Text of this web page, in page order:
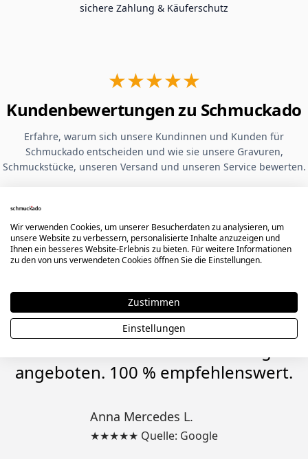
sichere Zahlung & Käuferschutz
★★★★★
Kundenbewertungen zu Schmuckado
Erfahre, warum sich unsere Kundinnen und Kunden für
Schmuckado entscheiden und wie sie unsere Gravuren,
Schmuckstücke, unseren Versand und unseren Service bewerten.
Ausgewählte Google-
Bewertungen
Leider hat mir mein Ring nicht
gepasst, aber mir wurde ein 25 %
angeboten. 100 % empfehlenswert.
Anna Mercedes L.
★★★★★ Quelle: Google
Wir verwenden Cookies, um unserer Besucherdaten zu analysieren, um
unsere Website zu verbessern, personalisierte Inhalte anzuzeigen und
Ihnen ein besseres Website-Erlebnis zu bieten. Für weitere Informationen
zu den von uns verwendeten Cookies öffnen Sie die Einstellungen.
Zustimmen
Einstellungen